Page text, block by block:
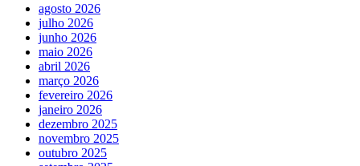
agosto 2026
julho 2026
junho 2026
maio 2026
abril 2026
março 2026
fevereiro 2026
janeiro 2026
dezembro 2025
novembro 2025
outubro 2025